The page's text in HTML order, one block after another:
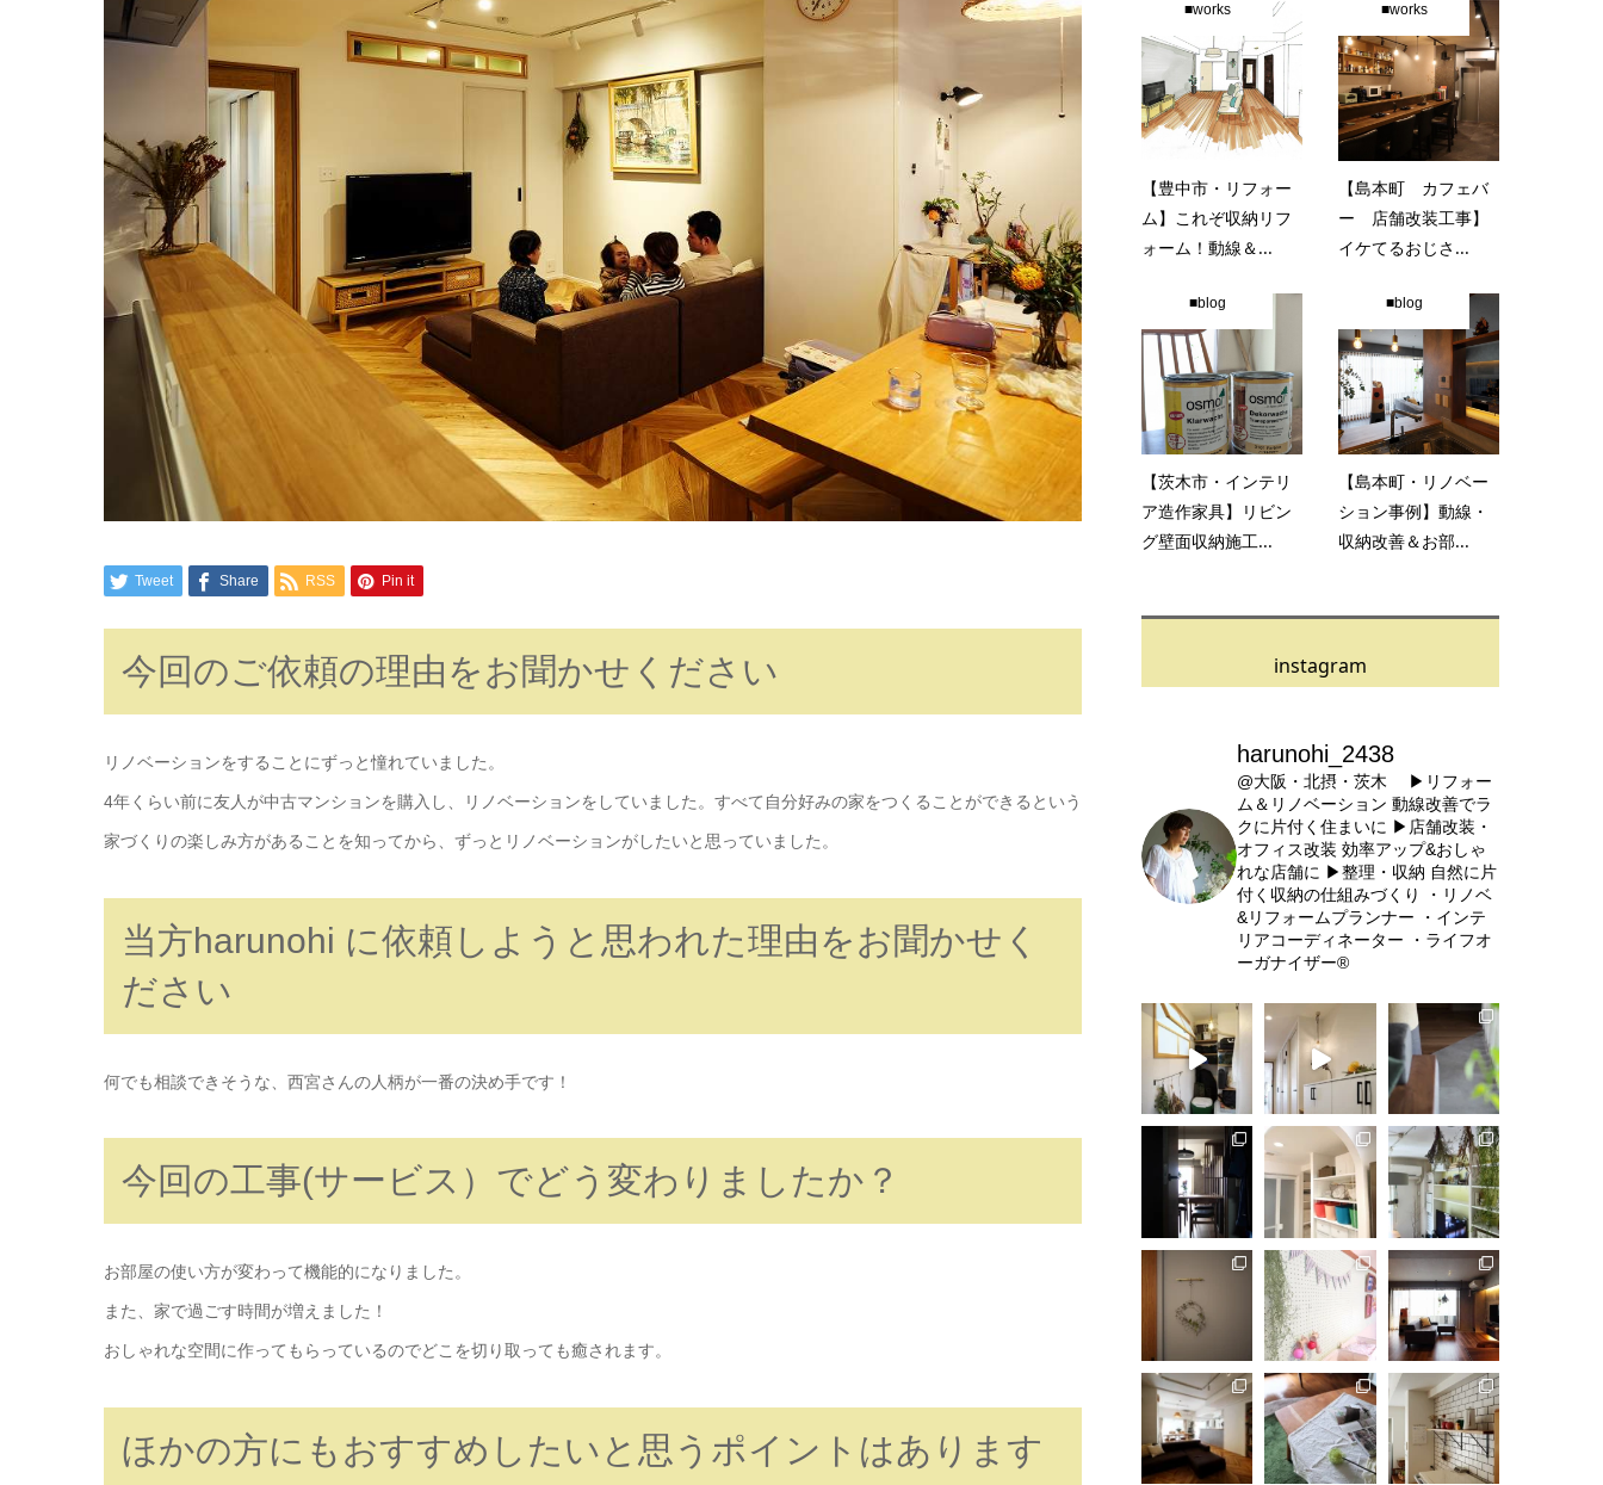
Tweet Share RSS Pin it
今回のご依頼の理由をお聞かせください
リノベーションをすることにずっと憧れていました。
4年くらい前に友人が中古マンションを購入し、リノベーションをしていました。すべて自分好みの家をつくることができるという
家づくりの楽しみ方があることを知ってから、ずっとリノベーションがしたいと思っていました。
当方harunohi に依頼しようと思われた理由をお聞かせく
ださい
何でも相談できそうな、西宮さんの人柄が一番の決め手です！
今回の工事(サービス）でどう変わりましたか？
お部屋の使い方が変わって機能的になりました。
また、家で過ごす時間が増えました！
おしゃれな空間に作ってもらっているのでどこを切り取っても癒されます。
ほかの方にもおすすめしたいと思うポイントはあります
■works
【豊中市・リフォー
ム】これぞ収納リフ
ォーム！動線＆...
■works
【島本町 カフェバ
ー 店舗改装工事】
イケてるおじさ...
■blog
【茨木市・インテリ
ア造作家具】リビン
グ壁面収納施工...
■blog
【島本町・リノベー
ション事例】動線・
収納改善＆お部...
instagram
harunohi_2438
@大阪・北摂・茨木
▶リフォー
ム＆リノベーション 動線改善でラ
クに片付く住まいに ▶店舗改装・
オフィス改装 効率アップ&おしゃ
れな店舗に ▶整理・収納 自然に片
付く収納の仕組みづくり
・リノベ
&リフォームプランナー ・インテ
リアコーディネーター ・ライフオ
ーガナイザー®